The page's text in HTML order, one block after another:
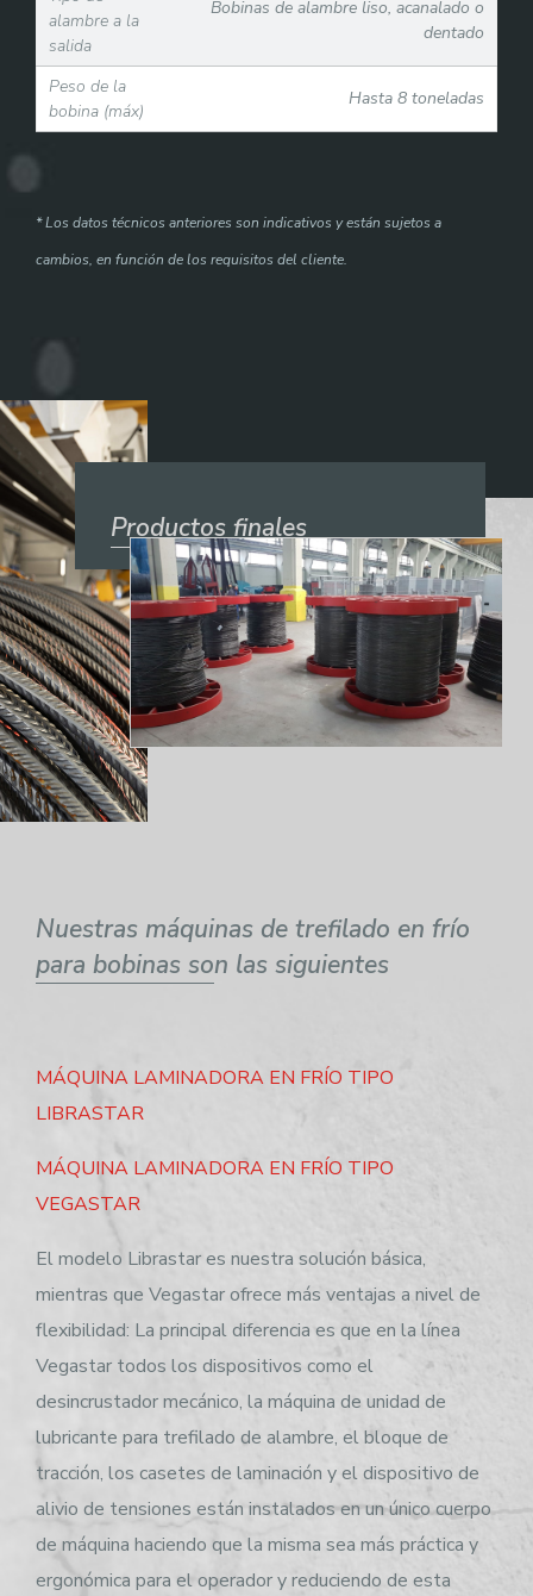
alambre a la
salida
Bobinas de alambre liso, acanalado o
dentado
Peso de la
bobina (máx)
Hasta 8 toneladas
* Los datos técnicos anteriores son indicativos y están sujetos a
cambios, en función de los requisitos del cliente.
Productos finales
Nuestras máquinas de trefilado en frío
para bobinas son las siguientes
MÁQUINA LAMINADORA EN FRÍO TIPO
LIBRASTAR
MÁQUINA LAMINADORA EN FRÍO TIPO
VEGASTAR
El modelo Librastar es nuestra solución básica,
mientras que Vegastar ofrece más ventajas a nivel de
flexibilidad: La principal diferencia es que en la línea
Vegastar todos los dispositivos como el
desincrustador mecánico, la máquina de unidad de
lubricante para trefilado de alambre, el bloque de
tracción, los casetes de laminación y el dispositivo de
alivio de tensiones están instalados en un único cuerpo
de máquina haciendo que la misma sea más práctica y
ergonómica para el operador y reduciendo de esta